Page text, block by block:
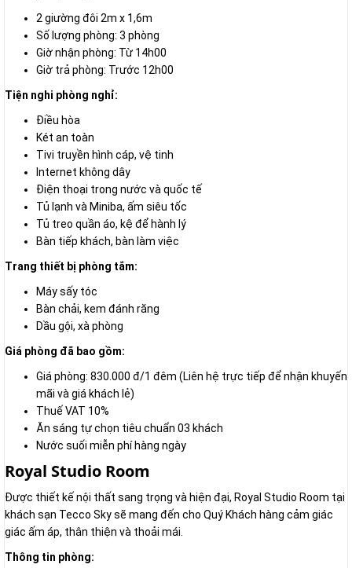
2 giường đôi 2m x 1,6m
Số lượng phòng: 3 phòng
Giờ nhận phòng: Từ 14h00
Giờ trả phòng: Trước 12h00
Tiện nghi phòng nghỉ:
Điều hòa
Két an toàn
Tivi truyền hình cáp, vệ tinh
Internet không dây
Điện thoại trong nước và quốc tế
Tủ lạnh và Miniba, ấm siêu tốc
Tủ treo quần áo, kệ để hành lý
Bàn tiếp khách, bàn làm việc
Trang thiết bị phòng tắm:
Máy sấy tóc
Bàn chải, kem đánh răng
Dầu gội, xà phòng
Giá phòng đã bao gồm:
Giá phòng: 830.000 đ/1 đêm (Liên hệ trực tiếp để nhận khuyến
mãi và giá khách lẻ)
Thuế VAT 10%
Ăn sáng tự chọn tiêu chuẩn 03 khách
Nước suối miễn phí hàng ngày
Royal Studio Room
Được thiết kế nội thất sang trọng và hiện đại, Royal Studio Room tại
khách sạn Tecco Sky sẽ mang đến cho Quý Khách hàng cảm giác
giác ấm áp, thân thiện và thoải mái.
Thông tin phòng: